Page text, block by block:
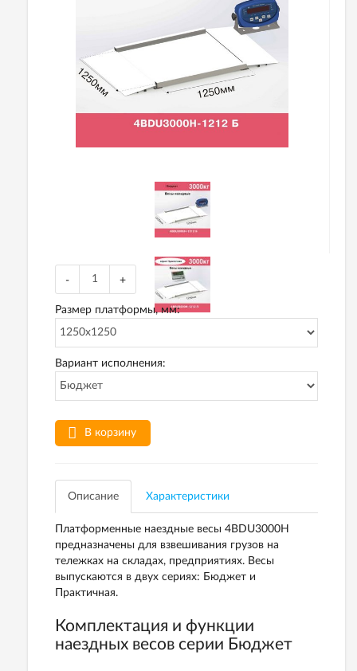
- +
Размер платформы, мм:
Вариант исполнения:
В корзину
Описание Характеристики
Платформенные наездные весы 4BDU3000H
предназначены для взвешивания грузов на
тележках на складах, предприятиях. Весы
выпускаются в двух сериях: Бюджет и
Практичная.
Комплектация и функции
наездных весов серии Бюджет